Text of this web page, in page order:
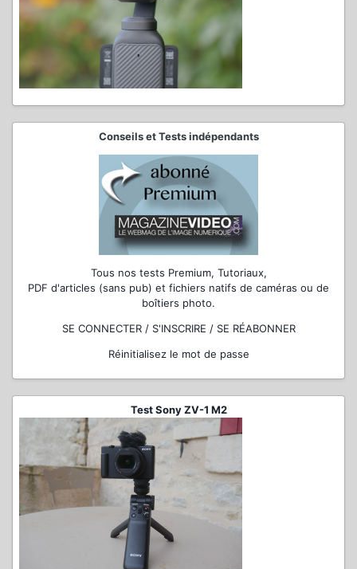
Conseils et Tests indépendants
Tous nos tests Premium, Tutoriaux,
PDF d'articles (sans pub) et fichiers natifs de caméras ou de
boîtiers photo.
SE CONNECTER / S'INSCRIRE / SE RÉABONNER
Réinitialisez le mot de passe
Test Sony ZV-1 M2